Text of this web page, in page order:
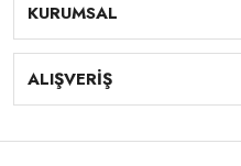
KURUMSAL
ALIŞVERİŞ